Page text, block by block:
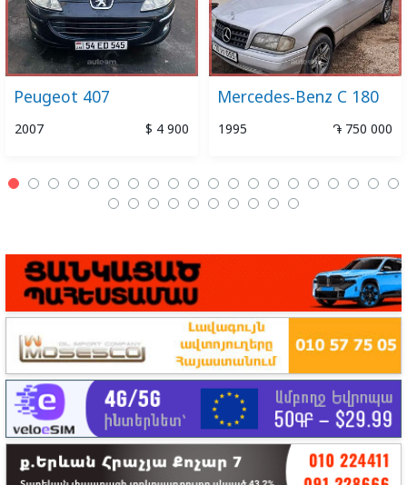
Peugeot 407
2007 $ 4 900
Mercedes-Benz C 180
1995 ֏ 750 000